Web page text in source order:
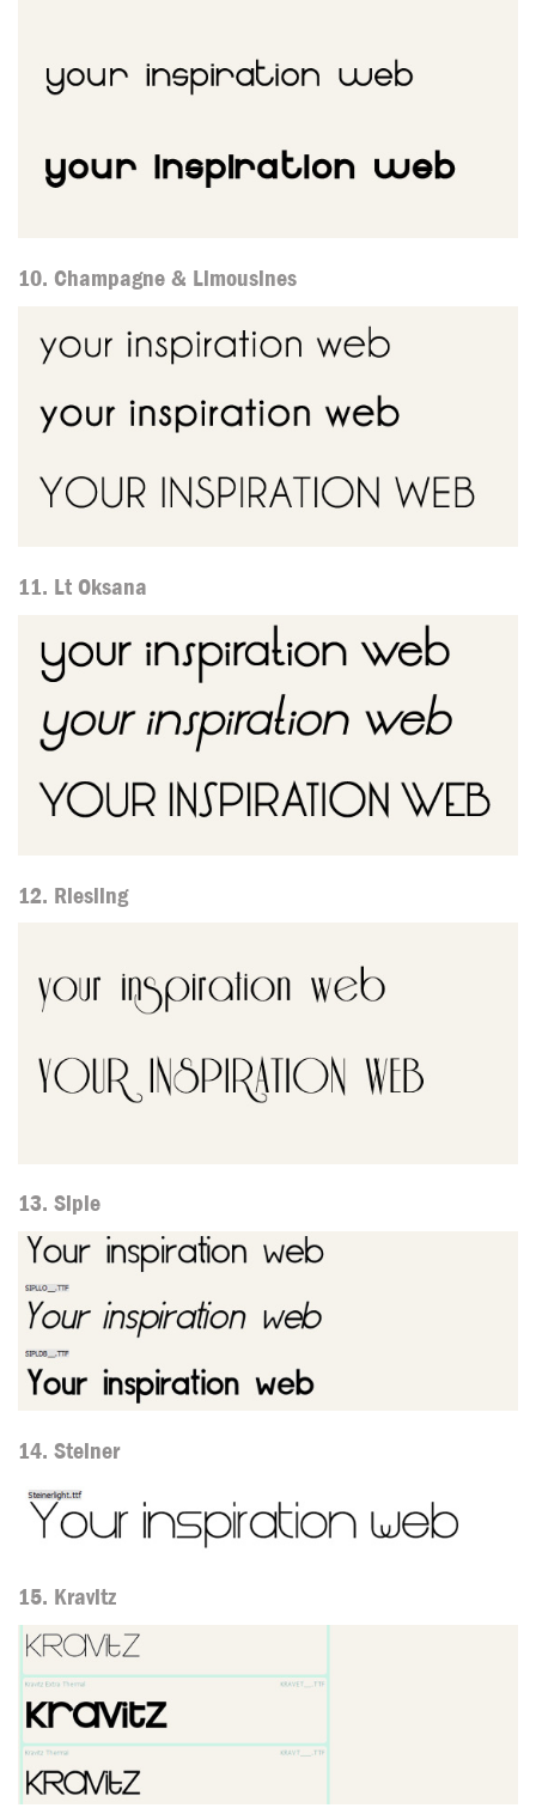
10. Champagne & Limousines
11. Lt Oksana
12. Riesling
13. Siple
14. Steiner
15. Kravitz